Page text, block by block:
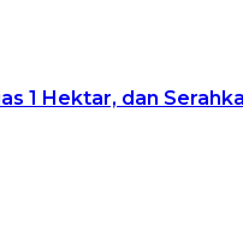
1 Hektar, dan